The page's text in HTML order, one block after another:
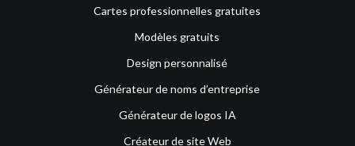
Cartes professionnelles gratuites
Modèles gratuits
Design personnalisé
Générateur de noms d’entreprise
Générateur de logos IA
Créateur de site Web